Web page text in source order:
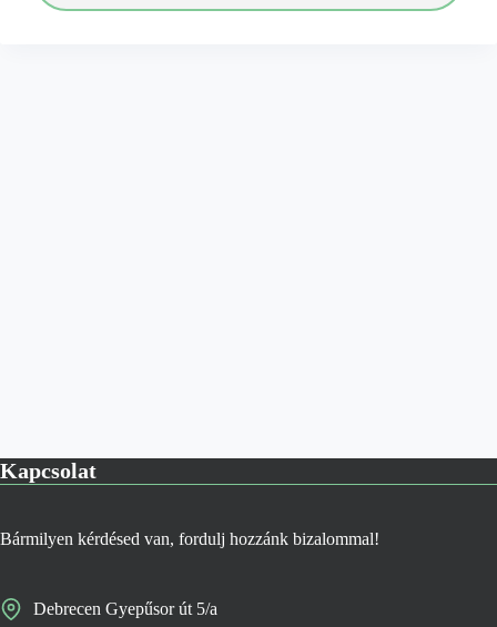
Kapcsolat
Bármilyen kérdésed van, fordulj hozzánk bizalommal!
Debrecen Gyepűsor út 5/a